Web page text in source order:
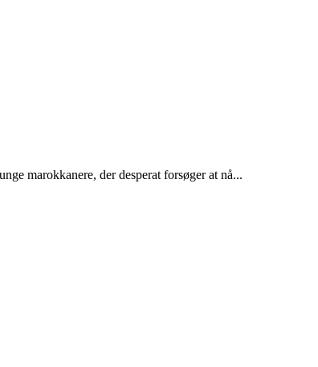
marokkanere, der desperat forsøger at nå...